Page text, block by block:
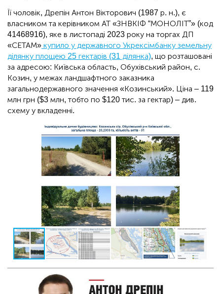
Її чоловік, Дрепін Антон Вікторович (1987 р. н.), є
власником та керівником АТ «ЗНВКІФ “МОНОЛІТ”» (код
41468916), яке в листопаді 2023 року на торгах ДП
«СЕТАМ» купило у державного Укрексімбанку земельну
ділянку площею 25 гектарів (31 ділянка), що розташовані
за адресою: Київська область, Обухівський район, с.
Козин, у межах ландшафтного заказника
загальнодержавного значення «Козинський». Ціна – 119
млн грн ($3 млн, тобто по $120 тис. за гектар) – див.
схему у вкладенні.